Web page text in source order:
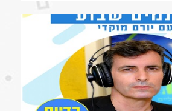
משתמטים חרדים ואיזה שר
בממשלה הבאה